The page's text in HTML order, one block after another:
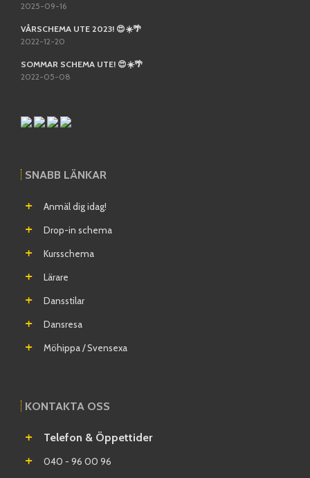
2025-09-16
VÅRSCHEMA UTE 2023! 😍☀️🌴
2022-12-20
SOMMAR SCHEMA UTE! 😍☀️🌴
2022-05-08
SNABB LÄNKAR
Anmäl dig idag!
Drop-in schema
Kursschema
Lärare
Dansstilar
Dansresa
Möhippa / Svensexa
KONTAKTA OSS
Telefon & Öppettider
040 - 96 00 96